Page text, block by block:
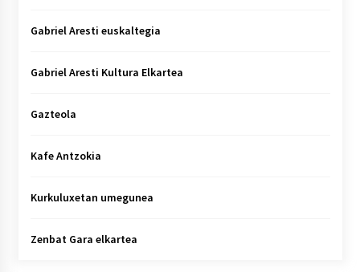
Gabriel Aresti euskaltegia
Gabriel Aresti Kultura Elkartea
Gazteola
Kafe Antzokia
Kurkuluxetan umegunea
Zenbat Gara elkartea